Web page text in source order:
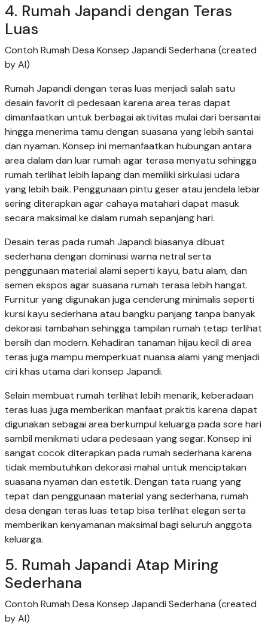
4. Rumah Japandi dengan Teras
Luas
Contoh Rumah Desa Konsep Japandi Sederhana (created
by AI)
Rumah Japandi dengan teras luas menjadi salah satu
desain favorit di pedesaan karena area teras dapat
dimanfaatkan untuk berbagai aktivitas mulai dari bersantai
hingga menerima tamu dengan suasana yang lebih santai
dan nyaman. Konsep ini memanfaatkan hubungan antara
area dalam dan luar rumah agar terasa menyatu sehingga
rumah terlihat lebih lapang dan memiliki sirkulasi udara
yang lebih baik. Penggunaan pintu geser atau jendela lebar
sering diterapkan agar cahaya matahari dapat masuk
secara maksimal ke dalam rumah sepanjang hari.
Desain teras pada rumah Japandi biasanya dibuat
sederhana dengan dominasi warna netral serta
penggunaan material alami seperti kayu, batu alam, dan
semen ekspos agar suasana rumah terasa lebih hangat.
Furnitur yang digunakan juga cenderung minimalis seperti
kursi kayu sederhana atau bangku panjang tanpa banyak
dekorasi tambahan sehingga tampilan rumah tetap terlihat
bersih dan modern. Kehadiran tanaman hijau kecil di area
teras juga mampu memperkuat nuansa alami yang menjadi
ciri khas utama dari konsep Japandi.
Selain membuat rumah terlihat lebih menarik, keberadaan
teras luas juga memberikan manfaat praktis karena dapat
digunakan sebagai area berkumpul keluarga pada sore hari
sambil menikmati udara pedesaan yang segar. Konsep ini
sangat cocok diterapkan pada rumah sederhana karena
tidak membutuhkan dekorasi mahal untuk menciptakan
suasana nyaman dan estetik. Dengan tata ruang yang
tepat dan penggunaan material yang sederhana, rumah
desa dengan teras luas tetap bisa terlihat elegan serta
memberikan kenyamanan maksimal bagi seluruh anggota
keluarga.
5. Rumah Japandi Atap Miring
Sederhana
Contoh Rumah Desa Konsep Japandi Sederhana (created
by AI)